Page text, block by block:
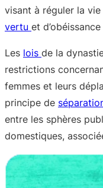
visant à réguler la
vertu et
Les lois de la
restrictions
femmes et leurs
principe de
entre les sphères
domestiques,